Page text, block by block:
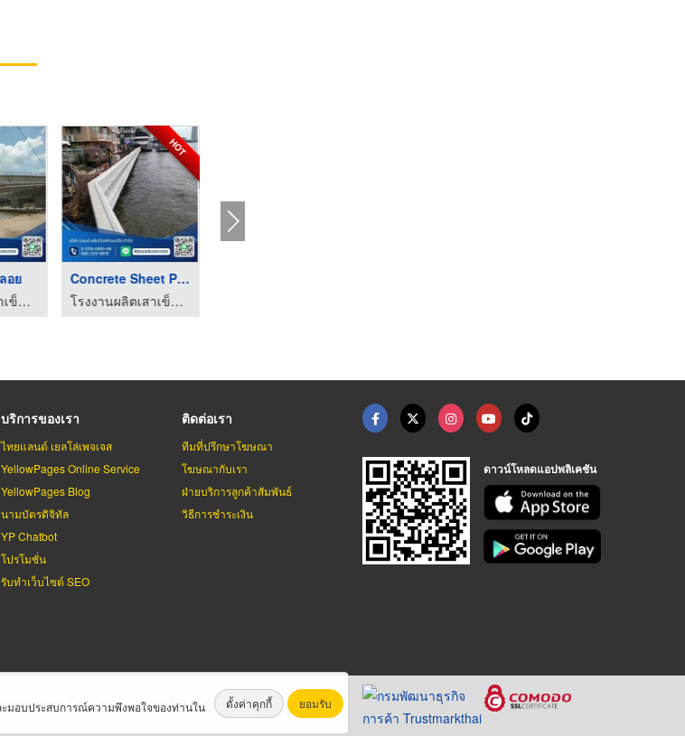
อย
โรงงานผลิตเสาเข็มคอนกรีต ปอนด์
HOT
Concrete Sheet Pile
โรงงานผลิตเสาเข็มคอนกรีต ปอนด์
บริการของเรา
ไทยแลนด์ เยลโล่เพจเจส
YellowPages Online Service
YellowPages Blog
นามบัตรดิจิทัล
YP Chatbot
โปรโมชั่น
รับทำเว็บไซต์ SEO
ติดต่อเรา
ทีมที่ปรึกษาโฆษณา
โฆษณากับเรา
ฝ่ายบริการลูกค้าสัมพันธ์
วิธีการชำระเงิน
ดาวน์โหลดแอปพลิเคชัน
มกฏหมาย โดยบริษัท เทเลอินโฟ มีเดีย จำกัด (มหาชน)
ะมอบประสบการณ์ความพึงพอใจของท่านใน
ตั้งค่าคุกกี้ ยอมรับ